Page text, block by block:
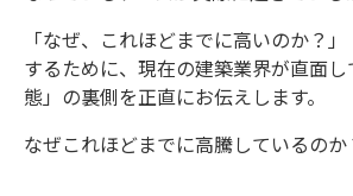
「なぜ、これほどまでに高いのか？
するために、現在の建築業界が直面
態」の裏側を正直にお伝えします。
なぜこれほどまでに高騰しているのか